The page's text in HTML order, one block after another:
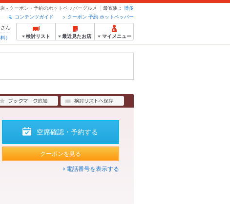
- クーポン・予約のホットペッパーグルメ 最寄駅：
博多
クーポン 予約 ホットペッパー
コンテンツガイド
さん
）
検討リスト 最近見たお店 マイメニュー
空席確認・予約する
クーポンを見る
電話番号を表示する